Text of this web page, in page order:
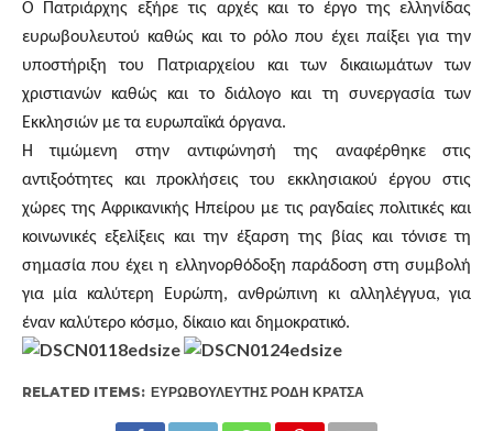
Ο Πατριάρχης εξήρε τις αρχές και το έργο της ελληνίδας
ευρωβουλευτού καθώς και το ρόλο που έχει παίξει για την
υποστήριξη του Πατριαρχείου και των δικαιωμάτων των
χριστιανών καθώς και το διάλογο και τη συνεργασία των
Εκκλησιών με τα ευρωπαϊκά όργανα.
Η τιμώμενη στην αντιφώνησή της αναφέρθηκε στις
αντιξοότητες και προκλήσεις του εκκλησιακού έργου στις
χώρες της Αφρικανικής Ηπείρου με τις ραγδαίες πολιτικές και
κοινωνικές εξελίξεις και την έξαρση της βίας και τόνισε τη
σημασία που έχει η ελληνορθόδοξη παράδοση στη συμβολή
για μία καλύτερη Ευρώπη, ανθρώπινη κι αλληλέγγυα, για
έναν καλύτερο κόσμο, δίκαιο και δημοκρατικό.
RELATED ITEMS: ΕΥΡΩΒΟΥΛΕΥΤΉΣ ΡΌΔΗ ΚΡΆΤΣΑ